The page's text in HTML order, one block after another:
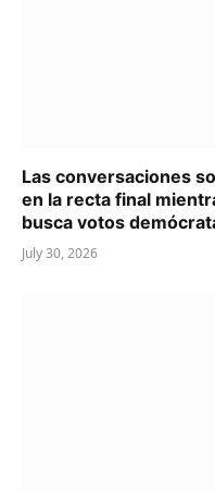
Las conversaciones
en la recta final
busca votos
July 30, 2026